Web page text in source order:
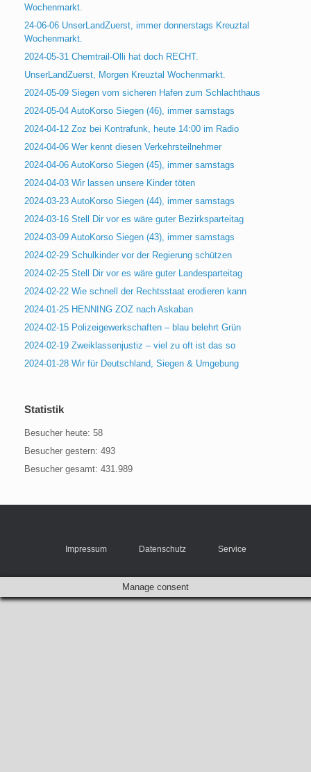
Wochenmarkt.
24-06-06 UnserLandZuerst, immer donnerstags Kreuztal
Wochenmarkt.
2024-05-31 Chemtrail-Olli hat doch RECHT.
UnserLandZuerst, Morgen Kreuztal Wochenmarkt.
2024-05-09 Siegen vom sicheren Hafen zum Schlachthaus
2024-05-04 AutoKorso Siegen (46), immer samstags
2024-04-12 Zoz bei Kontrafunk, heute 14:00 im Radio
2024-04-06 Wer kennt diesen Verkehrsteilnehmer
2024-04-06 AutoKorso Siegen (45), immer samstags
2024-04-03 Wir lassen unsere Kinder töten
2024-03-23 AutoKorso Siegen (44), immer samstags
2024-03-16 Stell Dir vor es wäre guter Bezirksparteitag
2024-03-09 AutoKorso Siegen (43), immer samstags
2024-02-29 Schulkinder vor der Regierung schützen
2024-02-25 Stell Dir vor es wäre guter Landesparteitag
2024-02-22 Wie schnell der Rechtsstaat erodieren kann
2024-01-25 HENNING ZOZ nach Askaban
2024-02-15 Polizeigewerkschaften – blau belehrt Grün
2024-02-19 Zweiklassenjustiz – viel zu oft ist das so
2024-01-28 Wir für Deutschland, Siegen & Umgebung
Statistik
Besucher heute: 58
Besucher gestern: 493
Besucher gesamt: 431.989
Impressum Datenschutz Service
Manage consent